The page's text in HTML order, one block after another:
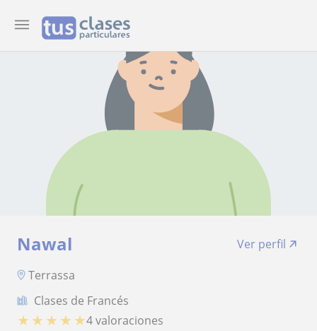
Nawal
Ver perfil
Terrassa
Clases de Francés
★ ★ ★ ★ ★4 valoraciones